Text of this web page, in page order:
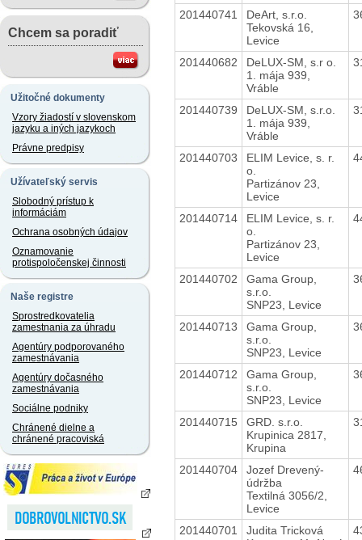
Chcem sa poradiť
Užitočné dokumenty
Vzory žiadostí v slovenskom
jazyku a iných jazykoch
Právne predpisy
Užívateľský servis
Slobodný prístup k
informáciám
Ochrana osobných údajov
Oznamovanie
protispoločenskej činnosti
Naše registre
Sprostredkovatelia
zamestnania za úhradu
Agentúry podporovaného
zamestnávania
Agentúry dočasného
zamestnávania
Sociálne podniky
Chránené dielne a
chránené pracoviská
201440741
DeArt, s.r.o.
Tekovská 16,
Levice
201440682
DeLUX-SM, s.r o.
1. mája 939,
Vráble
201440739
DeLUX-SM, s.r.o.
1. mája 939,
Vráble
201440703
ELIM Levice, s. r.
o.
Partizánov 23,
Levice
201440714
ELIM Levice, s. r.
o.
Partizánov 23,
Levice
201440702
Gama Group,
s.r.o.
SNP23, Levice
201440713
Gama Group,
s.r.o.
SNP23, Levice
201440712
Gama Group,
s.r.o.
SNP23, Levice
201440715
GRD. s.r.o.
Krupinica 2817,
Krupina
201440704
Jozef Drevený-
údržba
Textilná 3056/2,
Levice
201440701
Judita Tricková